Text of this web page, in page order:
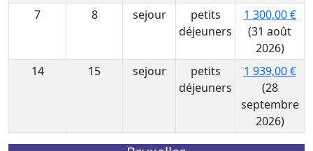
7
8 sejour
petits
déjeuners
1 300,00 €
(31 août
2026)
14
15 sejour
petits
déjeuners
1 939,00 €
(28
septembre
2026)